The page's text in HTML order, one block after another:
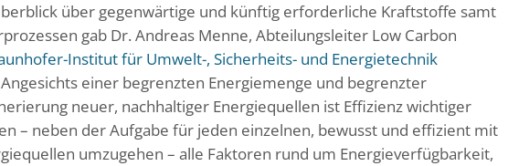
über gegenwärtige und künftig erforderliche Kraftstoffe samt
gab Dr. Andreas Menne, Abteilungsleiter Low Carbon
Institut für Umwelt-, Sicherheits- und Energietechnik
einer begrenzten Energiemenge und begrenzter
neuer, nachhaltiger Energiequellen ist Effizienz wichtiger
– neben der Aufgabe für jeden einzelnen, bewusst und effizient mit
umzugehen – alle Faktoren rund um Energieverfügbarkeit,